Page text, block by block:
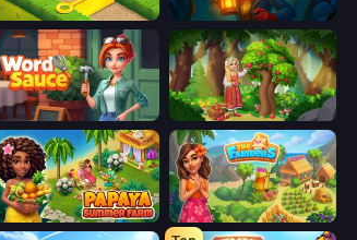
Park Town Lamplighter: Merge & Magic
Word Sauce Northern Merge
Papaya Summer Farm The Farmers